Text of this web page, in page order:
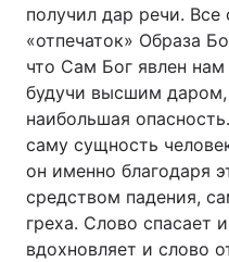
получил дар речи.
«отпечаток» Образа
что Сам Бог явлен
будучи высшим
наибольшая
саму сущность
он именно благодаря
средством падения,
греха. Слово спасает
вдохновляет и слово